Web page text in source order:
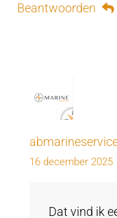
Beantwoorden
16 december 2025
Dat vind ik